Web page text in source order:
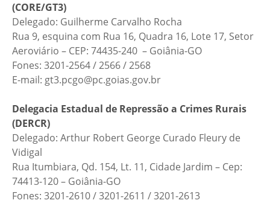
(CORE/GT3)
Delegado: Guilherme Carvalho Rocha
Rua 9, esquina com Rua 16, Quadra 16, Lote 17, Setor
Aeroviário – CEP: 74435-240 – Goiânia-GO
Fones: 3201-2564 / 2566 / 2568
E-mail: gt3.pcgo@pc.goias.gov.br
Delegacia Estadual de Repressão a Crimes Rurais
(DERCR)
Delegado: Arthur Robert George Curado Fleury de
Vidigal
Rua Itumbiara, Qd. 154, Lt. 11, Cidade Jardim – Cep:
74413-120 – Goiânia-GO
Fones: 3201-2610 / 3201-2611 / 3201-2613